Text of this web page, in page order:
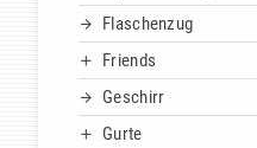
Flaschenzug
Friends
Geschirr
Gurte